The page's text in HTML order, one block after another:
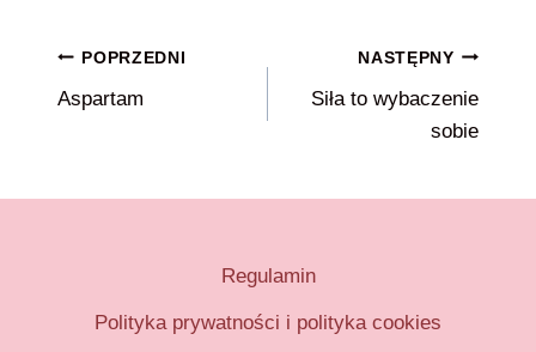
Nawigacja
wpisu
POPRZEDNI
Aspartam
NASTĘPNY
Siła to wybaczenie
sobie
Regulamin
Polityka prywatności i polityka cookies